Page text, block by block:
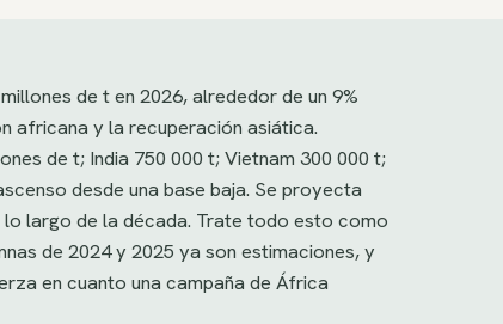
de t en 2026, alrededor de un 9%
africana y la recuperación asiática.
de t; India 750 000 t; Vietnam 300 000 t;
desde una base baja. Se proyecta
largo de la década. Trate todo esto como
de 2024 y 2025 ya son estimaciones, y
en cuanto una campaña de África